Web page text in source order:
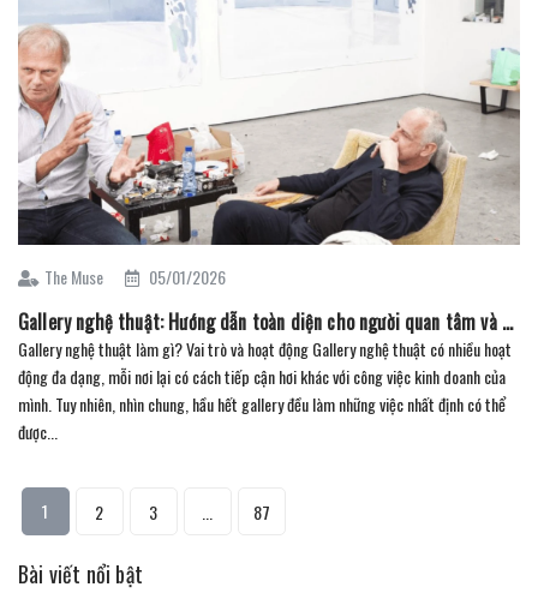
The Muse 05/01/2026
Gallery nghệ thuật: Hướng dẫn toàn diện cho người quan tâm và sưu tầm (Phần 2)
Gallery nghệ thuật làm gì? Vai trò và hoạt động Gallery nghệ thuật có nhiều hoạt
động đa dạng, mỗi nơi lại có cách tiếp cận hơi khác với công việc kinh doanh của
mình. Tuy nhiên, nhìn chung, hầu hết gallery đều làm những việc nhất định có thể
được...
1 2 3 87
Bài viết nổi bật